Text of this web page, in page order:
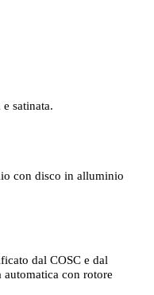
satinata.
con disco in alluminio
dal COSC e dal
con rotore